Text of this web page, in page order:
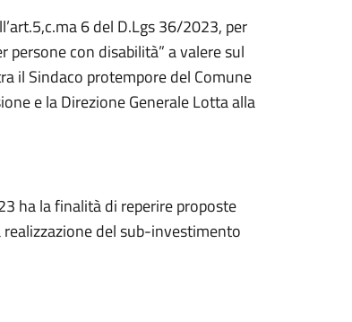
6 del D.Lgs 36/2023, per
con disabilità” a valere sul
il Sindaco protempore del Comune
e la Direzione Generale Lotta alla
ha la finalità di reperire proposte
del sub-investimento